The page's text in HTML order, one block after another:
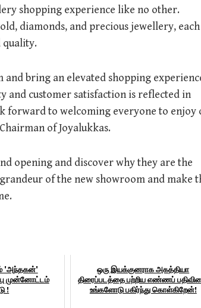
shopping experience like no other.
diamonds, and precious jewellery, each
quality.
and bring an elevated shopping
and customer satisfaction is reflected in
forward to welcoming everyone to enjoy
of Joyalukkas.
opening and discover why they are the
of the new showroom and make
'அந்தகன்'
முன்னோட்டம்
!
ஒரு இயக்குனராக அகத்தியா
திரைப்படத்தை பற்றிய எண்ணப்
உங்களோடு பகிர்ந்து கொள்கிறேன்!